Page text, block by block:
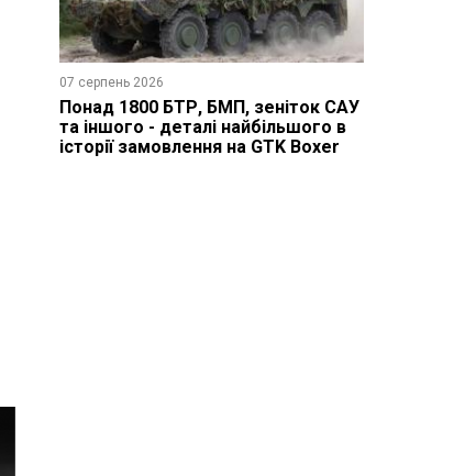
07 серпень 2026
Понад 1800 БТР, БМП, зеніток САУ
та іншого - деталі найбільшого в
історії замовлення на GTK Boxer